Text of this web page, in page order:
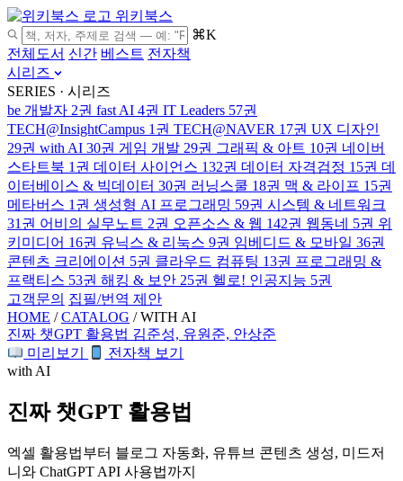
위키북스
⌘K
전체도서 신간 베스트 전자책
시리즈
SERIES · 시리즈
be 개발자 2권 fast AI 4권 IT Leaders 57권
TECH@InsightCampus 1권 TECH@NAVER 17권 UX 디자인
29권 with AI 30권 게임 개발 29권 그래픽 & 아트 10권 네이버
스타트북 1권 데이터 사이언스 132권 데이터 자격검정 15권 데
이터베이스 & 빅데이터 30권 러닝스쿨 18권 맥 & 라이프 15권
메타버스 1권 생성형 AI 프로그래밍 59권 시스템 & 네트워크
31권 어비의 실무노트 2권 오픈소스 & 웹 142권 웹동네 5권 위
키미디어 16권 유닉스 & 리눅스 9권 임베디드 & 모바일 36권
콘텐츠 크리에이션 5권 클라우드 컴퓨팅 13권 프로그래밍 &
프랙티스 53권 해킹 & 보안 25권 헬로! 인공지능 5권
고객문의 집필/번역 제안
HOME / CATALOG / WITH AI
진짜 챗GPT 활용법 김준성, 유원준, 안상준
미리보기
전자책 보기
with AI
진짜 챗GPT 활용법
엑셀 활용법부터 블로그 자동화, 유튜브 콘텐츠 생성, 미드저
니와 ChatGPT API 사용법까지